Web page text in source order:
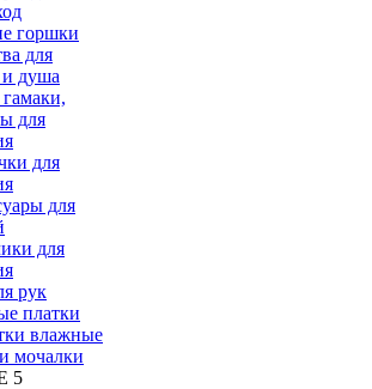
горшки
для
душа
для
для
для
для
рук
платки
влажные
мочалки
5